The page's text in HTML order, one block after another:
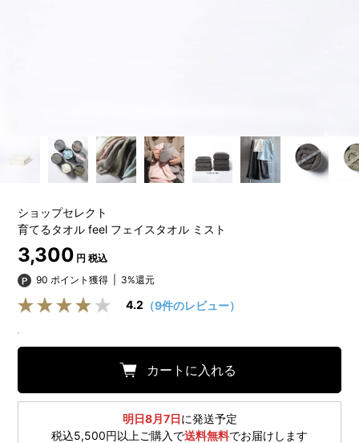
ショップセレクト
育てるタオル feel フェイスタオル ミスト
3,300 円 税込
90 ポイント獲得
3%還元
4.2 （9件のレビュー）
カートに入れる
明日8月7日に発送予定
税込5,500円以上ご購入で送料無料でお届けします